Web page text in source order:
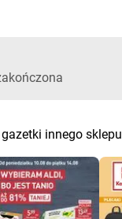
innego sklepu